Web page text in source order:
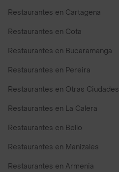
Restaurantes en Cartagena
Restaurantes en Cota
Restaurantes en Bucaramanga
Restaurantes en Pereira
Restaurantes en Otras Ciudades
Restaurantes en La Calera
Restaurantes en Bello
Restaurantes en Manizales
Restaurantes en Armenia